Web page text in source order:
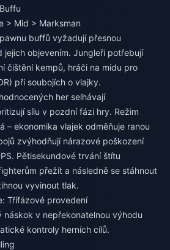
> Mid > Marksman
buffů vyžadují přesnou
jejich objevením. Jungleři potřebují
čištění kempů, hráči na midu pro
při soubojích o vlajky.
her selhávají
sílu v pozdní fázi hry. Režim
– ekonomika vlajek odměňuje ranou
zvýhodňují nárazové poškození
Pětisekundové trvání štítu
přežít a následně se stáhnout
vyvinout tlak.
Třífázové provedení
náskok v nepřekonatelnou výhodu
kontroly herních cílů.